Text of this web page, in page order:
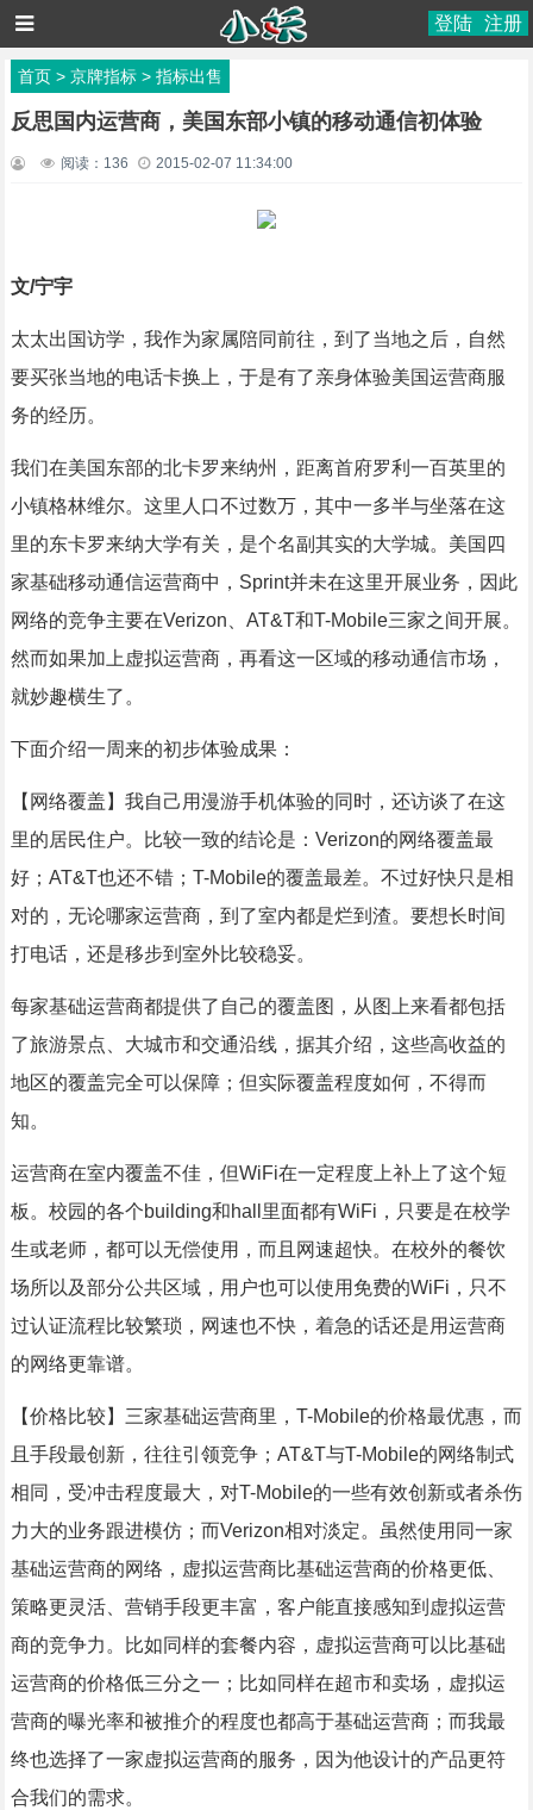
登陆 注册
首页> 京牌指标> 指标出售
反思国内运营商，美国东部小镇的移动通信初体验
阅读： 136 2015-02-07 11:34:00
文/宁宇
太太出国访学，我作为家属陪同前往，到了当地之后，自然
要买张当地的电话卡换上，于是有了亲身体验美国运营商服
务的经历。
我们在美国东部的北卡罗来纳州，距离首府罗利一百英里的
小镇格林维尔。这里人口不过数万，其中一多半与坐落在这
里的东卡罗来纳大学有关，是个名副其实的大学城。美国四
家基础移动通信运营商中，Sprint并未在这里开展业务，因此
网络的竞争主要在Verizon、AT&T和T-Mobile三家之间开展。
然而如果加上虚拟运营商，再看这一区域的移动通信市场，
就妙趣横生了。
下面介绍一周来的初步体验成果：
【网络覆盖】我自己用漫游手机体验的同时，还访谈了在这
里的居民住户。比较一致的结论是：Verizon的网络覆盖最
好；AT&T也还不错；T-Mobile的覆盖最差。不过好快只是相
对的，无论哪家运营商，到了室内都是烂到渣。要想长时间
打电话，还是移步到室外比较稳妥。
每家基础运营商都提供了自己的覆盖图，从图上来看都包括
了旅游景点、大城市和交通沿线，据其介绍，这些高收益的
地区的覆盖完全可以保障；但实际覆盖程度如何，不得而
知。
运营商在室内覆盖不佳，但WiFi在一定程度上补上了这个短
板。校园的各个building和hall里面都有WiFi，只要是在校学
生或老师，都可以无偿使用，而且网速超快。在校外的餐饮
场所以及部分公共区域，用户也可以使用免费的WiFi，只不
过认证流程比较繁琐，网速也不快，着急的话还是用运营商
的网络更靠谱。
【价格比较】三家基础运营商里，T-Mobile的价格最优惠，而
且手段最创新，往往引领竞争；AT&T与T-Mobile的网络制式
相同，受冲击程度最大，对T-Mobile的一些有效创新或者杀伤
力大的业务跟进模仿；而Verizon相对淡定。虽然使用同一家
基础运营商的网络，虚拟运营商比基础运营商的价格更低、
策略更灵活、营销手段更丰富，客户能直接感知到虚拟运营
商的竞争力。比如同样的套餐内容，虚拟运营商可以比基础
运营商的价格低三分之一；比如同样在超市和卖场，虚拟运
营商的曝光率和被推介的程度也都高于基础运营商；而我最
终也选择了一家虚拟运营商的服务，因为他设计的产品更符
合我们的需求。